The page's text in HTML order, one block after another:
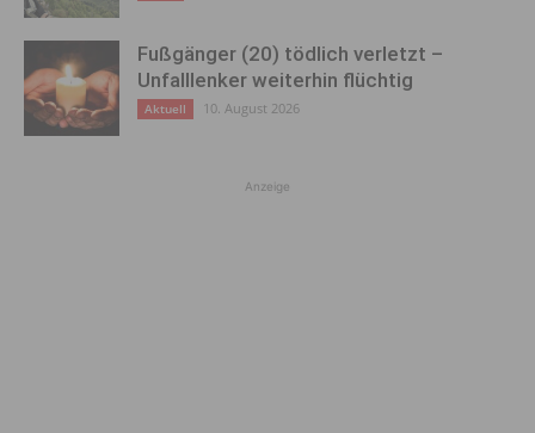
Fußgänger (20) tödlich verletzt –
Unfalllenker weiterhin flüchtig
Aktuell 10. August 2026
Anzeige